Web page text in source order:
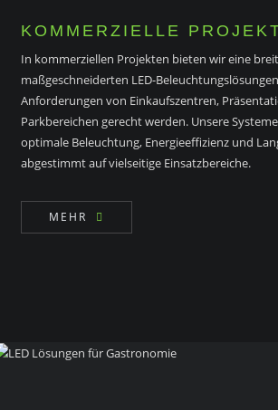
KOMMERZIELLE
In kommerziellen Projekten bieten wir eine
maßgeschneiderten LED-
Anforderungen von Einkaufszentren,
Parkbereichen gerecht werden. Unsere
optimale Beleuchtung, Energieeffizienz und
abgestimmt auf vielseitige Einsatzbereiche.
MEHR